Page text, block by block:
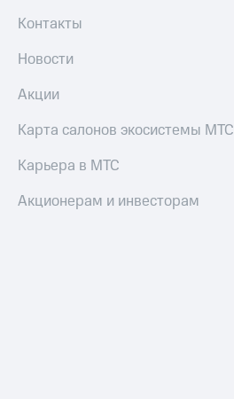
Контакты
Новости
Акции
Карта салонов экосистемы МТС
Карьера в МТС
Акционерам и инвесторам